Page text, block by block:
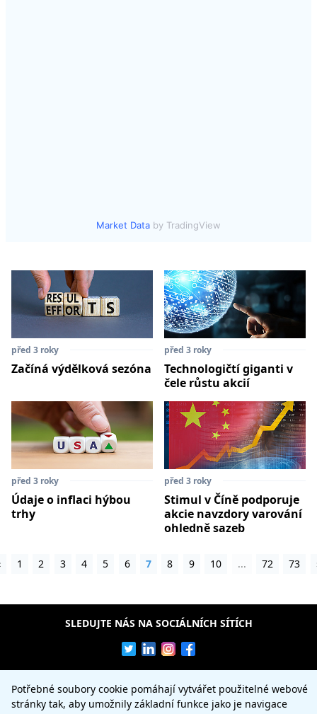
Market Data by TradingView
před 3 roky
Začíná výdělková sezóna
před 3 roky
Technologičtí giganti v
čele růstu akcií
před 3 roky
Údaje o inflaci hýbou
trhy
před 3 roky
Stimul v Číně podporuje
akcie navzdory varování
ohledně sazeb
1 2 3 4 5 6 7 8 9 10 ... 72 73
SLEDUJTE NÁS NA SOCIÁLNÍCH SÍTÍCH
Upozornění na rizika: Obchodování s měnami a s nástrojem
"Contracts for Difference" (CFD) je značně spekulativní a
vyznačuje se významným rizikem ztrát. Toto obchodování
Potřebné soubory cookie pomáhají vytvářet použitelné webové
stránky tak, aby umožnily základní funkce jako je navigace